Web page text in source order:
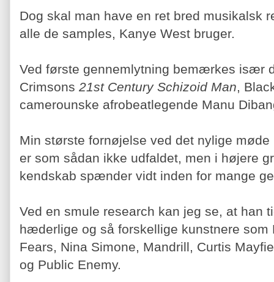
Dog skal man have en ret bred musikalsk
alle de samples, Kanye West bruger.
Ved første gennemlytning bemærkes især
Crimsons 21st Century Schizoid Man,
camerounske afrobeatlegende Manu
Min største fornøjelse ved det nylige
er som sådan ikke udfaldet, men i højere
kendskab spænder vidt inden for mange
Ved en smule research kan jeg se, at han
hæderlige og så forskellige kunstnere som
Fears, Nina Simone, Mandrill, Curtis
og Public Enemy.